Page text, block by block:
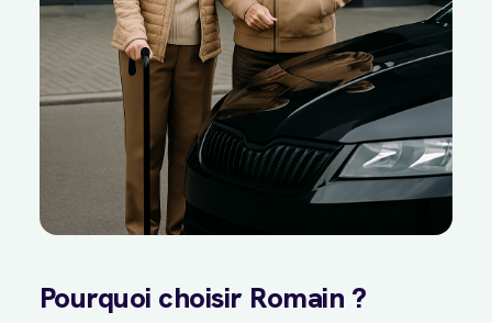
Pourquoi choisir Romain ?